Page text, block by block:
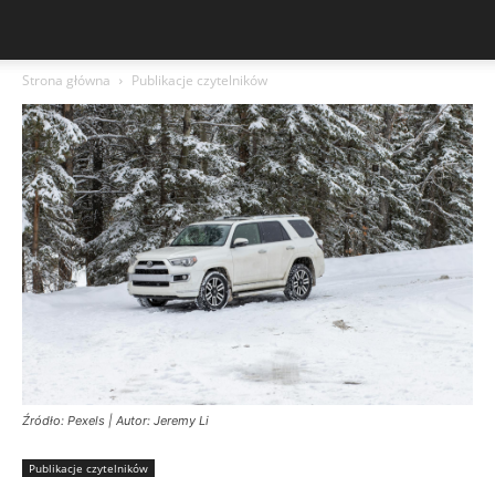
Strona główna Publikacje czytelników
Źródło: Pexels | Autor: Jeremy Li
Publikacje czytelników